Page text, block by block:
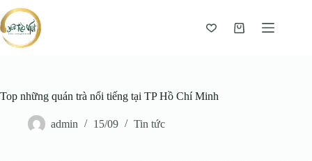
Giỏ
Top những quán trà nổi tiếng tại TP Hồ Chí Minh
admin 15/09 Tin tức